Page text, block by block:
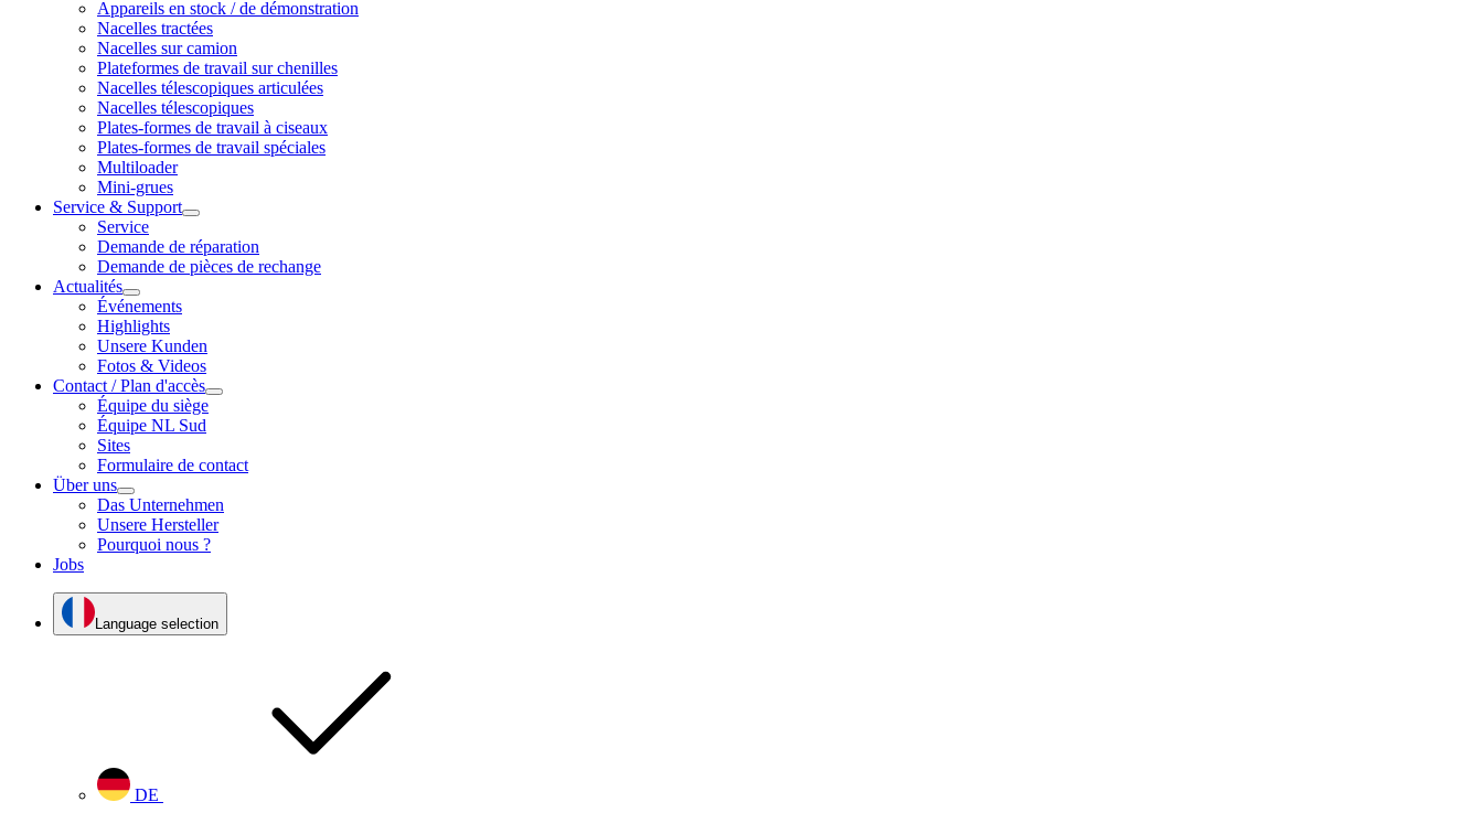
Appareils en stock / de démonstration
Nacelles tractées
Nacelles sur camion
Plateformes de travail sur chenilles
Nacelles télescopiques articulées
Nacelles télescopiques
Plates-formes de travail à ciseaux
Plates-formes de travail spéciales
Multiloader
Mini-grues
Service & Support
Service
Demande de réparation
Demande de pièces de rechange
Actualités
Événements
Highlights
Unsere Kunden
Fotos & Videos
Contact / Plan d'accès
Équipe du siège
Équipe NL Sud
Sites
Formulaire de contact
Über uns
Das Unternehmen
Unsere Hersteller
Pourquoi nous ?
Jobs
Language selection
DE